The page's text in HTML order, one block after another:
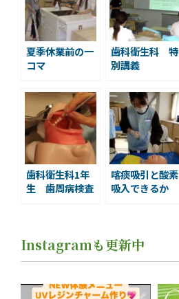
夏季休業前の一
コマ
歯科衛生科 特
別講義
歯科衛生科1年
生 歯周病検査
喀痰吸引と酸素
吸入できるか
Instagramも更新中